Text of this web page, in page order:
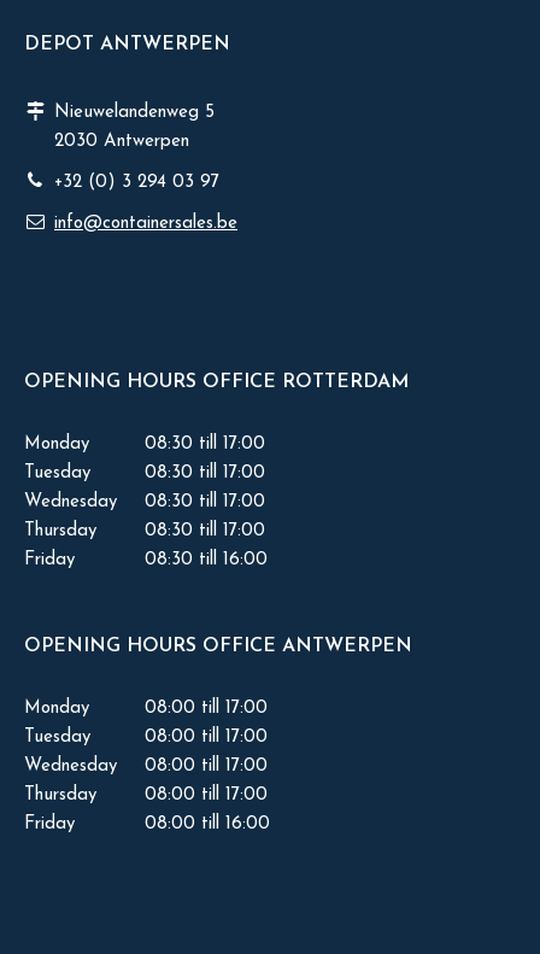
DEPOT ANTWERPEN
Nieuwelandenweg 5
2030 Antwerpen
+32 (0) 3 294 03 97
info@containersales.be
OPENING HOURS OFFICE ROTTERDAM
Monday
08:30 till 17:00
Tuesday
08:30 till 17:00
Wednesday
08:30 till 17:00
Thursday
08:30 till 17:00
Friday
08:30 till 16:00
OPENING HOURS OFFICE ANTWERPEN
Monday
08:00 till 17:00
Tuesday
08:00 till 17:00
Wednesday
08:00 till 17:00
Thursday
08:00 till 17:00
Friday
08:00 till 16:00